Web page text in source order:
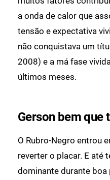
a onda de calor que
tensão e expectativa
não conquistava um
2008) e a má fase
últimos meses.
Gerson bem que
O Rubro-Negro entrou
reverter o placar. E até
dominante durante